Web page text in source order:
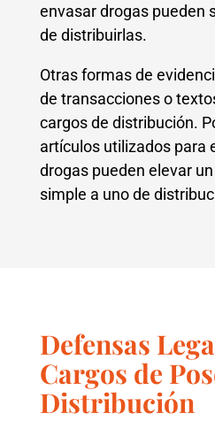
envasar drogas pueden
de distribuirlas.
Otras formas de
de transacciones o
cargos de distribución.
artículos utilizados para
drogas pueden elevar
simple a uno de
Defensas
Cargos de
Distribución